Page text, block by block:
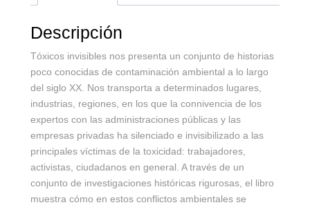
Descripción
Tóxicos invisibles nos presenta un conjunto de historias
poco conocidas de contaminación ambiental a lo largo
del siglo XX. Nos transporta a determinados lugares,
industrias, regiones, en los que la connivencia de los
expertos con las administraciones públicas y las
empresas privadas ha silenciado e invisibilizado a las
principales víctimas de la toxicidad: trabajadores,
activistas, ciudadanos en general. A través de un
conjunto de investigaciones históricas rigurosas, el libro
muestra cómo en estos conflictos ambientales se